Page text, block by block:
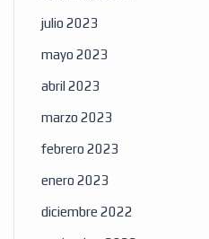
julio 2023
mayo 2023
abril 2023
marzo 2023
febrero 2023
enero 2023
diciembre 2022